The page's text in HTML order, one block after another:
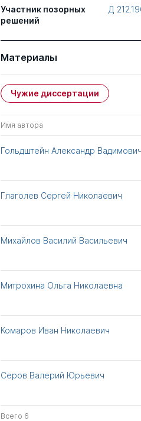
Участник позорных
решений
Д
Материалы
Чужие диссертации
Имя автора
Гольдштейн Александр Вадимович
Глаголев Сергей Николаевич
Михайлов Василий Васильевич
Митрохина Ольга Николаевна
Комаров Иван Николаевич
Серов Валерий Юрьевич
Всего 6